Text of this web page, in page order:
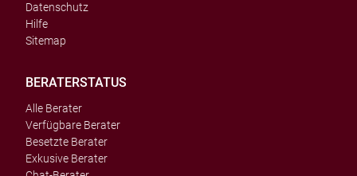
Datenschutz
Hilfe
Sitemap
BERATERSTATUS
Alle Berater
Verfügbare Berater
Besetzte Berater
Exkusive Berater